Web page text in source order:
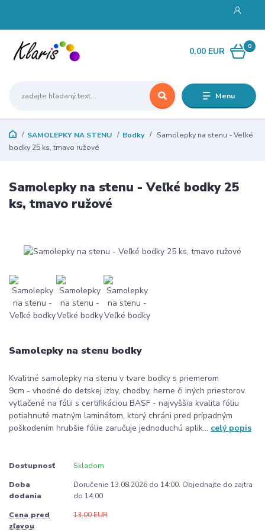
Menu
0
0,00 EUR
SAMOLEPKY NA STENU Bodky
Samolepky na stenu - Veľké
bodky 25 ks, tmavo ružové
Samolepky na stenu - Veľké bodky 25
ks, tmavo ružové
Samolepky na stenu bodky
Kvalitné samolepky na stenu v tvare bodky s priemerom
9cm - vhodné do detskej izby, chodby, herne či iných priestorov.
vytlačené na fólii s certifikáciou BASF - najvyššia kvalita fóliu
potiahnuté matným laminátom, ktorý chráni pred prípadným
poškodením hrubšie fólie zaručuje jednoduchú aplik... celý popis
Dostupnosť Skladom
Doba
dodania
Doručenie 13.08.2026 do 14:00. Objednajte do zajtra
do 14:00
Cena pred
zľavou
13,00 EUR